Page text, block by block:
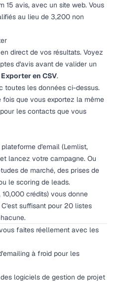
15 avis, avec un site web. Vous
au lieu de 3,200 non
direct de vos résultats. Voyez
d'avis avant de valider un
Exporter en CSV.
toutes les données ci-dessus.
fois que vous exportez la même
les contacts que vous
d'email (Lemlist,
lancez votre campagne. Ou
de marché, des prises de
le scoring de leads.
crédits) vous donne
C'est suffisant pour 20 listes
faites réellement avec les
à froid pour les
logiciels de gestion de projet